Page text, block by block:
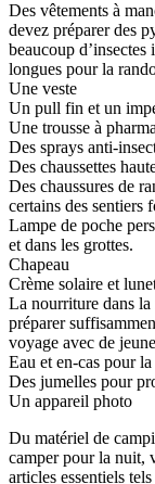
Des vêtements à
devez préparer des
beaucoup
longues pour la
Une veste
Un pull fin et un
Une trousse à
Des sprays anti-
Des chaussettes
Des chaussures de
certains des sentiers
Lampe de poche
et dans les grottes.
Chapeau
Crème solaire et
La nourriture dans la
préparer
voyage avec de
Eau et en-cas pour
Des jumelles pour
Un appareil photo
Du matériel de
camper pour la nuit,
articles essentiels